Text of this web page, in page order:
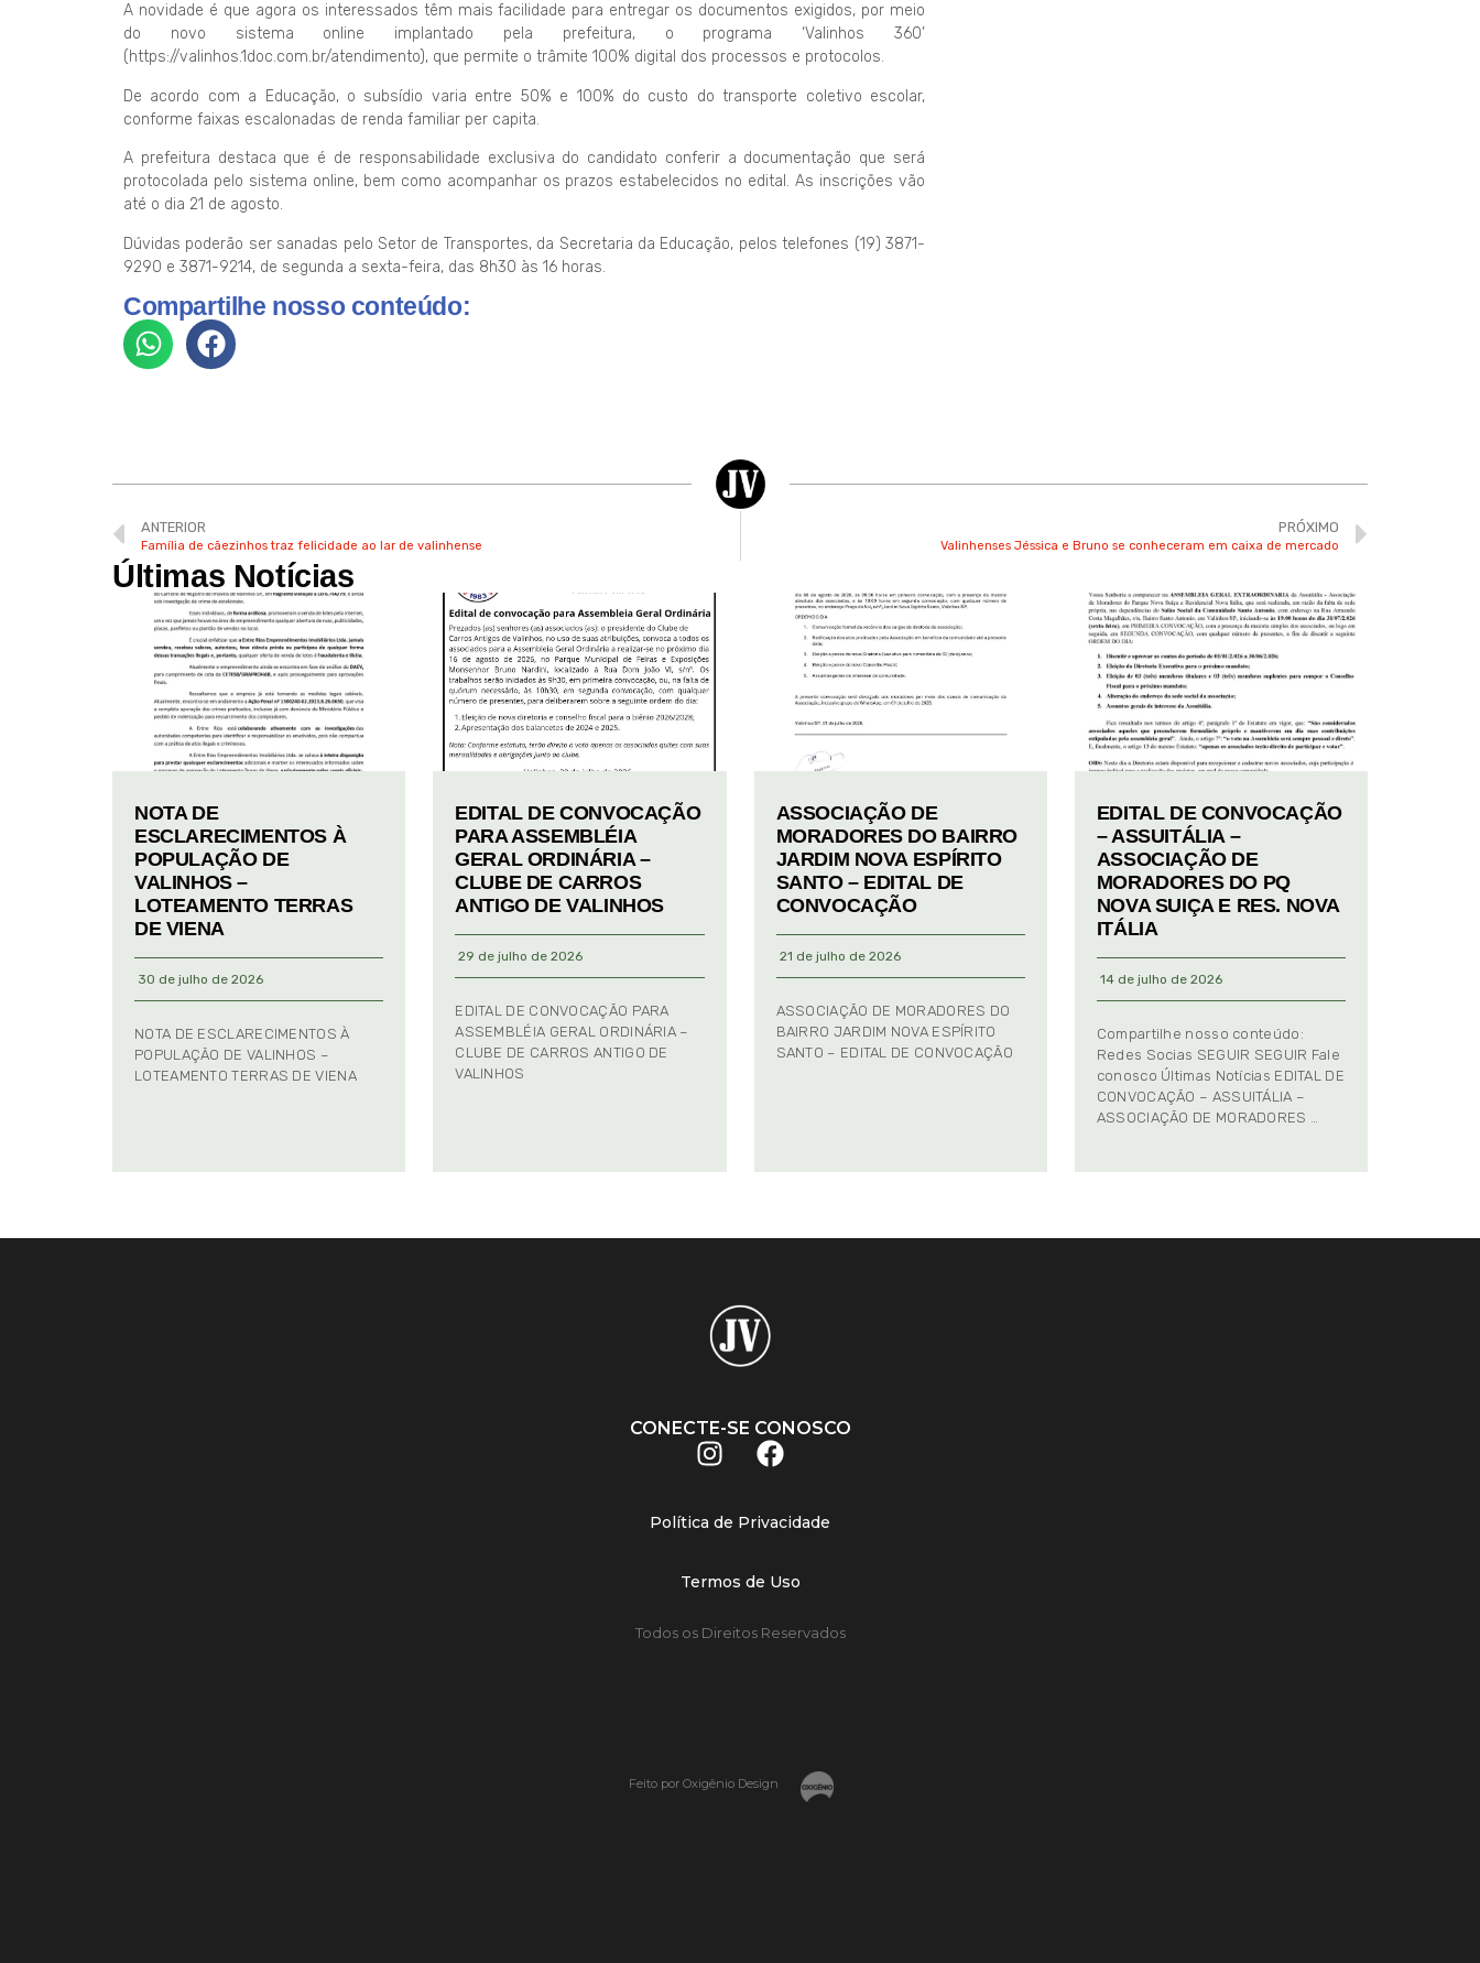
A novidade é que agora os interessados têm mais facilidade para entregar os documentos exigidos, por meio
do novo sistema online implantado pela prefeitura, o programa ‘Valinhos 360’
(https://valinhos.1doc.com.br/atendimento), que permite o trâmite 100% digital dos processos e protocolos.
De acordo com a Educação, o subsídio varia entre 50% e 100% do custo do transporte coletivo escolar,
conforme faixas escalonadas de renda familiar per capita.
A prefeitura destaca que é de responsabilidade exclusiva do candidato conferir a documentação que será
protocolada pelo sistema online, bem como acompanhar os prazos estabelecidos no edital. As inscrições vão
até o dia 21 de agosto.
Dúvidas poderão ser sanadas pelo Setor de Transportes, da Secretaria da Educação, pelos telefones (19) 3871-
9290 e 3871-9214, de segunda a sexta-feira, das 8h30 às 16 horas.
Compartilhe nosso conteúdo:
ANTERIOR
Família de cãezinhos traz felicidade ao lar de valinhense
PRÓXIMO
Valinhenses Jéssica e Bruno se conheceram em caixa de mercado
Últimas Notícias
NOTA DE
ESCLARECIMENTOS À
POPULAÇÃO DE
VALINHOS –
LOTEAMENTO TERRAS
DE VIENA
30 de julho de 2026
NOTA DE ESCLARECIMENTOS À
POPULAÇÃO DE VALINHOS –
LOTEAMENTO TERRAS DE VIENA
EDITAL DE CONVOCAÇÃO
PARA ASSEMBLÉIA
GERAL ORDINÁRIA –
CLUBE DE CARROS
ANTIGO DE VALINHOS
29 de julho de 2026
EDITAL DE CONVOCAÇÃO PARA
ASSEMBLÉIA GERAL ORDINÁRIA –
CLUBE DE CARROS ANTIGO DE
VALINHOS
ASSOCIAÇÃO DE
MORADORES DO BAIRRO
JARDIM NOVA ESPÍRITO
SANTO – EDITAL DE
CONVOCAÇÃO
21 de julho de 2026
ASSOCIAÇÃO DE MORADORES DO
BAIRRO JARDIM NOVA ESPÍRITO
SANTO – EDITAL DE CONVOCAÇÃO
EDITAL DE CONVOCAÇÃO
– ASSUITÁLIA –
ASSOCIAÇÃO DE
MORADORES DO PQ
NOVA SUIÇA E RES. NOVA
ITÁLIA
14 de julho de 2026
Compartilhe nosso conteúdo:
Redes Socias SEGUIR SEGUIR Fale
conosco Últimas Notícias EDITAL DE
CONVOCAÇÃO – ASSUITÁLIA –
ASSOCIAÇÃO DE MORADORES …
CONECTE-SE CONOSCO
Política de Privacidade
Termos de Uso
Todos os Direitos Reservados
Feito por Oxigênio Design